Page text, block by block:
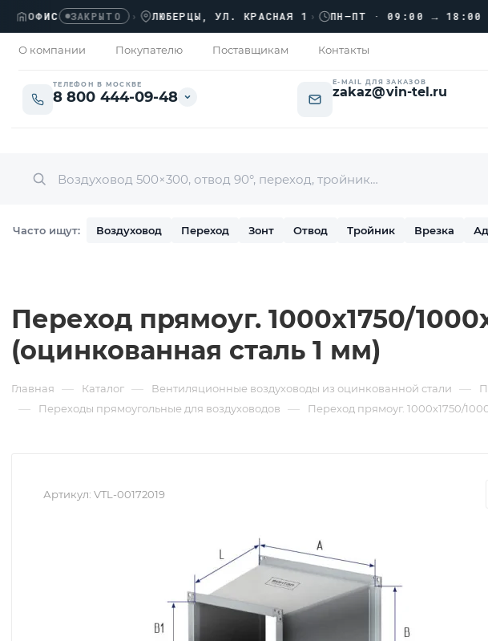
ОФИС ЗАКРЫТО › ЛЮБЕРЦЫ, УЛ. КРАСНАЯ 1› ПН–ПТ · 09:00 → 18:00
О компании Покупателю Поставщикам Контакты
ТЕЛЕФОН В МОСКВЕ
8 800 444-09-48
E-MAIL ДЛЯ ЗАКАЗОВ
zakaz@vin-tel.ru
Часто ищут: Воздуховод Переход Зонт Отвод Тройник Врезка
Переход прямоуг. 1000х1750/
(оцинкованная сталь 1 мм)
Главная — Каталог — Вентиляционные воздуховоды из оцинкованной стали —
— Переходы прямоугольные для воздуховодов — Переход прямоуг. 1000х1750/
Артикул: VTL-00172019